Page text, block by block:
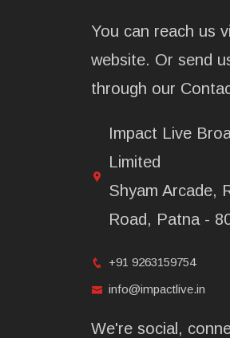
You can reach us
website. Or send
through our
Impact Live
Limited
Shyam Arcade,
Road, Patna -
+91 9263159754
info@impactlive.in
We're social,